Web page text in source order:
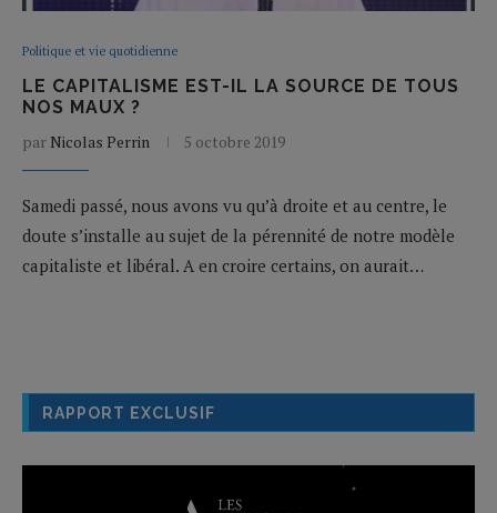
Politique et vie quotidienne
LE CAPITALISME EST-IL LA SOURCE DE TOUS
NOS MAUX ?
par Nicolas Perrin 5 octobre 2019
Samedi passé, nous avons vu qu’à droite et au centre, le
doute s’installe au sujet de la pérennité de notre modèle
capitaliste et libéral. A en croire certains, on aurait…
RAPPORT EXCLUSIF